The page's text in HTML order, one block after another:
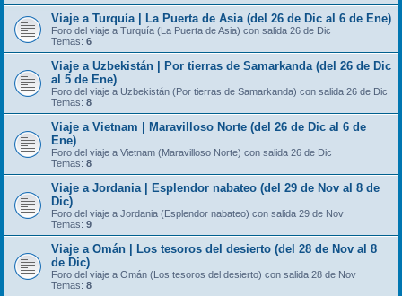
Viaje a Turquía | La Puerta de Asia (del 26 de Dic al 6 de Ene)
Foro del viaje a Turquía (La Puerta de Asia) con salida 26 de Dic
Temas: 6
Viaje a Uzbekistán | Por tierras de Samarkanda (del 26 de Dic
al 5 de Ene)
Foro del viaje a Uzbekistán (Por tierras de Samarkanda) con salida 26 de Dic
Temas: 8
Viaje a Vietnam | Maravilloso Norte (del 26 de Dic al 6 de
Ene)
Foro del viaje a Vietnam (Maravilloso Norte) con salida 26 de Dic
Temas: 8
Viaje a Jordania | Esplendor nabateo (del 29 de Nov al 8 de
Dic)
Foro del viaje a Jordania (Esplendor nabateo) con salida 29 de Nov
Temas: 9
Viaje a Omán | Los tesoros del desierto (del 28 de Nov al 8
de Dic)
Foro del viaje a Omán (Los tesoros del desierto) con salida 28 de Nov
Temas: 8